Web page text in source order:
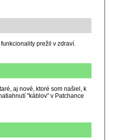
prežil v zdraví.
aj nové, ktoré som našiel, k
"káblov" v Patchance